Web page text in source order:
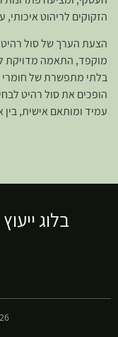
הזקוקים לריהוט איכותי,
הצעת הערך של סול רהיט
מוקפד, התאמה מדויקת
בלתי מתפשרת של חומרי
הופכים את סול רהיט
עמיד ומותאם אישית,
בלוג
2026 ©